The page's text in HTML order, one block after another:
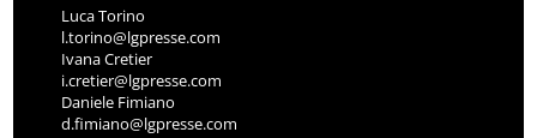
Luca Torino
l.torino@lgpresse.com
Ivana Cretier
i.cretier@lgpresse.com
Daniele Fimiano
d.fimiano@lgpresse.com